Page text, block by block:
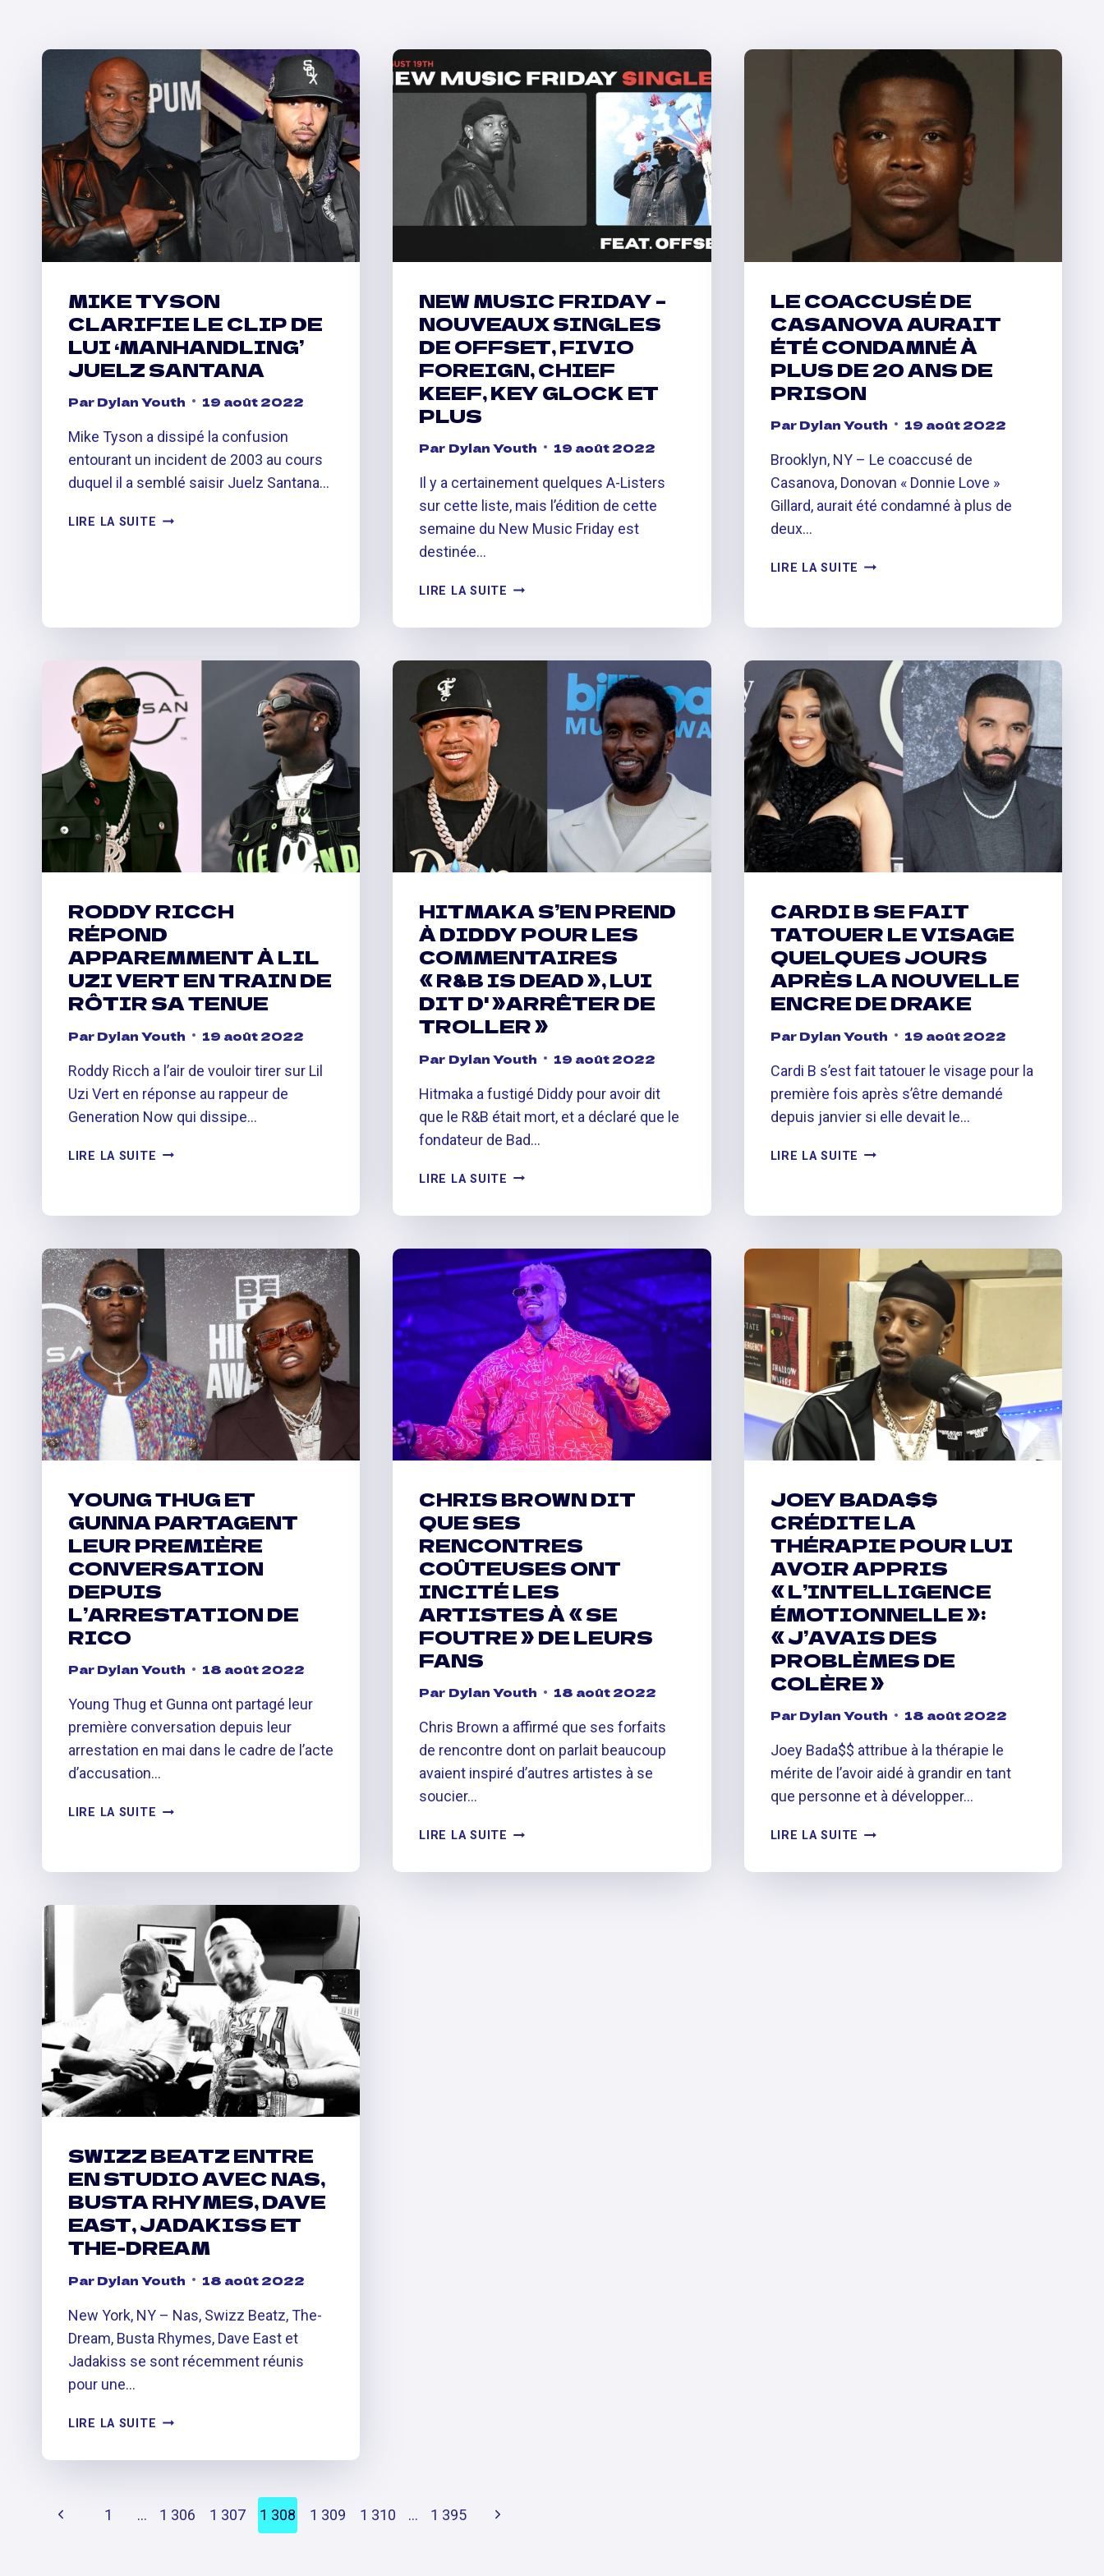
MIKE TYSON
CLARIFIE LE CLIP DE
LUI ‘MANHANDLING’
JUELZ SANTANA
ParDylan Youth 19 août 2022
Mike Tyson a dissipé la confusion
entourant un incident de 2003 au cours
duquel il a semblé saisir Juelz Santana…
LIRE LA SUITE MIKE
LUI
SANTANA
NEW MUSIC FRIDAY –
NOUVEAUX SINGLES
DE OFFSET, FIVIO
FOREIGN, CHIEF
KEEF, KEY GLOCK ET
PLUS
Par Dylan Youth 19 août 2022
Il y a certainement quelques A-Listers
sur cette liste, mais l’édition de cette
semaine du New Music Friday est
destinée…
LIRE LA SUITE NEW
FRIDAY
NOUVEAUX
KEEF,
KEY
PLUS
LE COACCUSÉ DE
CASANOVA AURAIT
ÉTÉ CONDAMNÉ À
PLUS DE 20 ANS DE
PRISON
Par Dylan Youth 19 août 2022
Brooklyn, NY – Le coaccusé de
Casanova, Donovan « Donnie Love »
Gillard, aurait été condamné à plus de
deux…
LIRE LA SUITE LE
ÉTÉ
CONDAMNÉ
PLUS
20
ANS
DE
PRISON
RODDY RICCH
RÉPOND
APPAREMMENT À LIL
UZI VERT EN TRAIN DE
RÔTIR SA TENUE
ParDylan Youth 19 août 2022
Roddy Ricch a l’air de vouloir tirer sur Lil
Uzi Vert en réponse au rappeur de
Generation Now qui dissipe…
LIRE LA SUITE RODDY
LIL
UZI
VERT
EN
TRAIN
DE
RÔTIR
SA
TENUE
HITMAKA S’EN PREND
À DIDDY POUR LES
COMMENTAIRES
« R&B IS DEAD », LUI
DIT D' »ARRÊTER DE
TROLLER »
Par Dylan Youth 19 août 2022
Hitmaka a fustigé Diddy pour avoir dit
que le R&B était mort, et a déclaré que le
fondateur de Bad…
LIRE LA SUITE HITMAKA
PREND
DIDDY
POUR
LES
COMMENTAIRES
« R&B
IS
DEAD »,
LUI
DIT
D' »ARRÊTER
DE
TROLLER »
CARDI B SE FAIT
TATOUER LE VISAGE
QUELQUES JOURS
APRÈS LA NOUVELLE
ENCRE DE DRAKE
Par Dylan Youth 19 août 2022
Cardi B s’est fait tatouer le visage pour la
première fois après s’être demandé
depuis janvier si elle devait le…
LIRE LA SUITE CARDI
LE
QUELQUES
JOURS
APRÈS
NOUVELLE
ENCRE
DE
DRAKE
YOUNG THUG ET
GUNNA PARTAGENT
LEUR PREMIÈRE
CONVERSATION
DEPUIS
L’ARRESTATION DE
RICO
ParDylan Youth 18 août 2022
Young Thug et Gunna ont partagé leur
première conversation depuis leur
arrestation en mai dans le cadre de l’acte
d’accusation…
LIRE LA SUITE YOUNG
LEUR
PREMIÈRE
CONVERSATION
DEPUIS
L’ARRESTATION
DE
RICO
CHRIS BROWN DIT
QUE SES
RENCONTRES
COÛTEUSES ONT
INCITÉ LES
ARTISTES À « SE
FOUTRE » DE LEURS
FANS
Par Dylan Youth 18 août 2022
Chris Brown a affirmé que ses forfaits
de rencontre dont on parlait beaucoup
avaient inspiré d’autres artistes à se
soucier…
LIRE LA SUITE CHRIS
DIT
JOEY BADA$$
CRÉDITE LA
THÉRAPIE POUR LUI
AVOIR APPRIS
« L’INTELLIGENCE
ÉMOTIONNELLE »:
« J’AVAIS DES
PROBLÈMES DE
COLÈRE »
Par Dylan Youth 18 août 2022
Joey Bada$$ attribue à la thérapie le
mérite de l’avoir aidé à grandir en tant
que personne et à développer…
LIRE LA SUITE JOEY
CRÉDITE
SWIZZ BEATZ ENTRE
EN STUDIO AVEC NAS,
BUSTA RHYMES, DAVE
EAST, JADAKISS ET
THE-DREAM
ParDylan Youth 18 août 2022
New York, NY – Nas, Swizz Beatz, The-
Dream, Busta Rhymes, Dave East et
Jadakiss se sont récemment réunis
pour une…
LIRE LA SUITE SWIZZ
ENTRE
AVEC
PAGE
Previous
1 … 1 306 1 307 1 308 1 309 1 310 … 1 395
Next